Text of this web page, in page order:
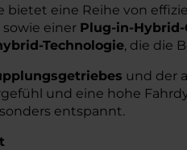
bietet eine Reihe von
einer Plug-in-
Technologie, die die
und der
und eine hohe
entspannt.